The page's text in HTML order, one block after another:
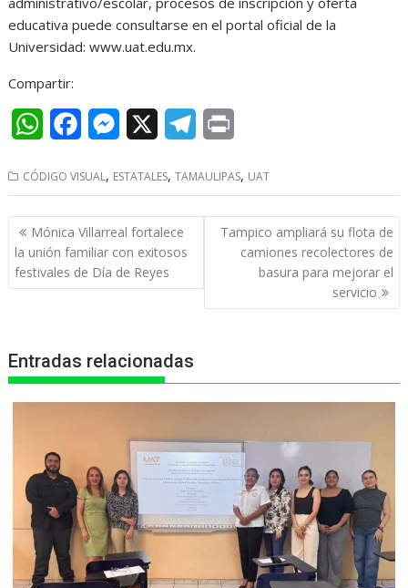
educativa puede consultarse en el portal oficial de la
Universidad: www.uat.edu.mx.
Compartir:
W
a
t
s
A
c
e
b
o
M
s
s
e
n
r
l
e
a
i
n
CÓDIGO VISUAL, ESTATALES,TAMAULIPAS, UAT
Navegación
de
entradas
Mónica Villarreal fortalece
la unión familiar con exitosos
festivales de Día de Reyes
Tampico ampliará su flota de
camiones recolectores de
basura para mejorar el
servicio
Entradas relacionadas